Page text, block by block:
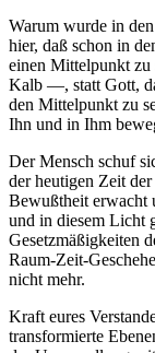
Warum wurde in
hier, daß schon in
einen Mittelpunkt
Kalb —, statt Gott,
den Mittelpunkt zu
Ihn und in Ihm
Der Mensch schuf
der heutigen Zeit
Bewußtheit erwacht
und in diesem Licht
Gesetzmäßigkeiten
Raum-Zeit-
nicht mehr.
Kraft eures
transformierte